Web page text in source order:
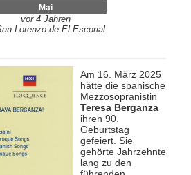
Mai
vor 4 Jahren
Lorenzo de El Escorial
Am 16. März 2025
hätte die spanische
Mezzosopranistin
Teresa Berganza
ihren 90.
Geburtstag
gefeiert. Sie
gehörte Jahrzehnte
lang zu den